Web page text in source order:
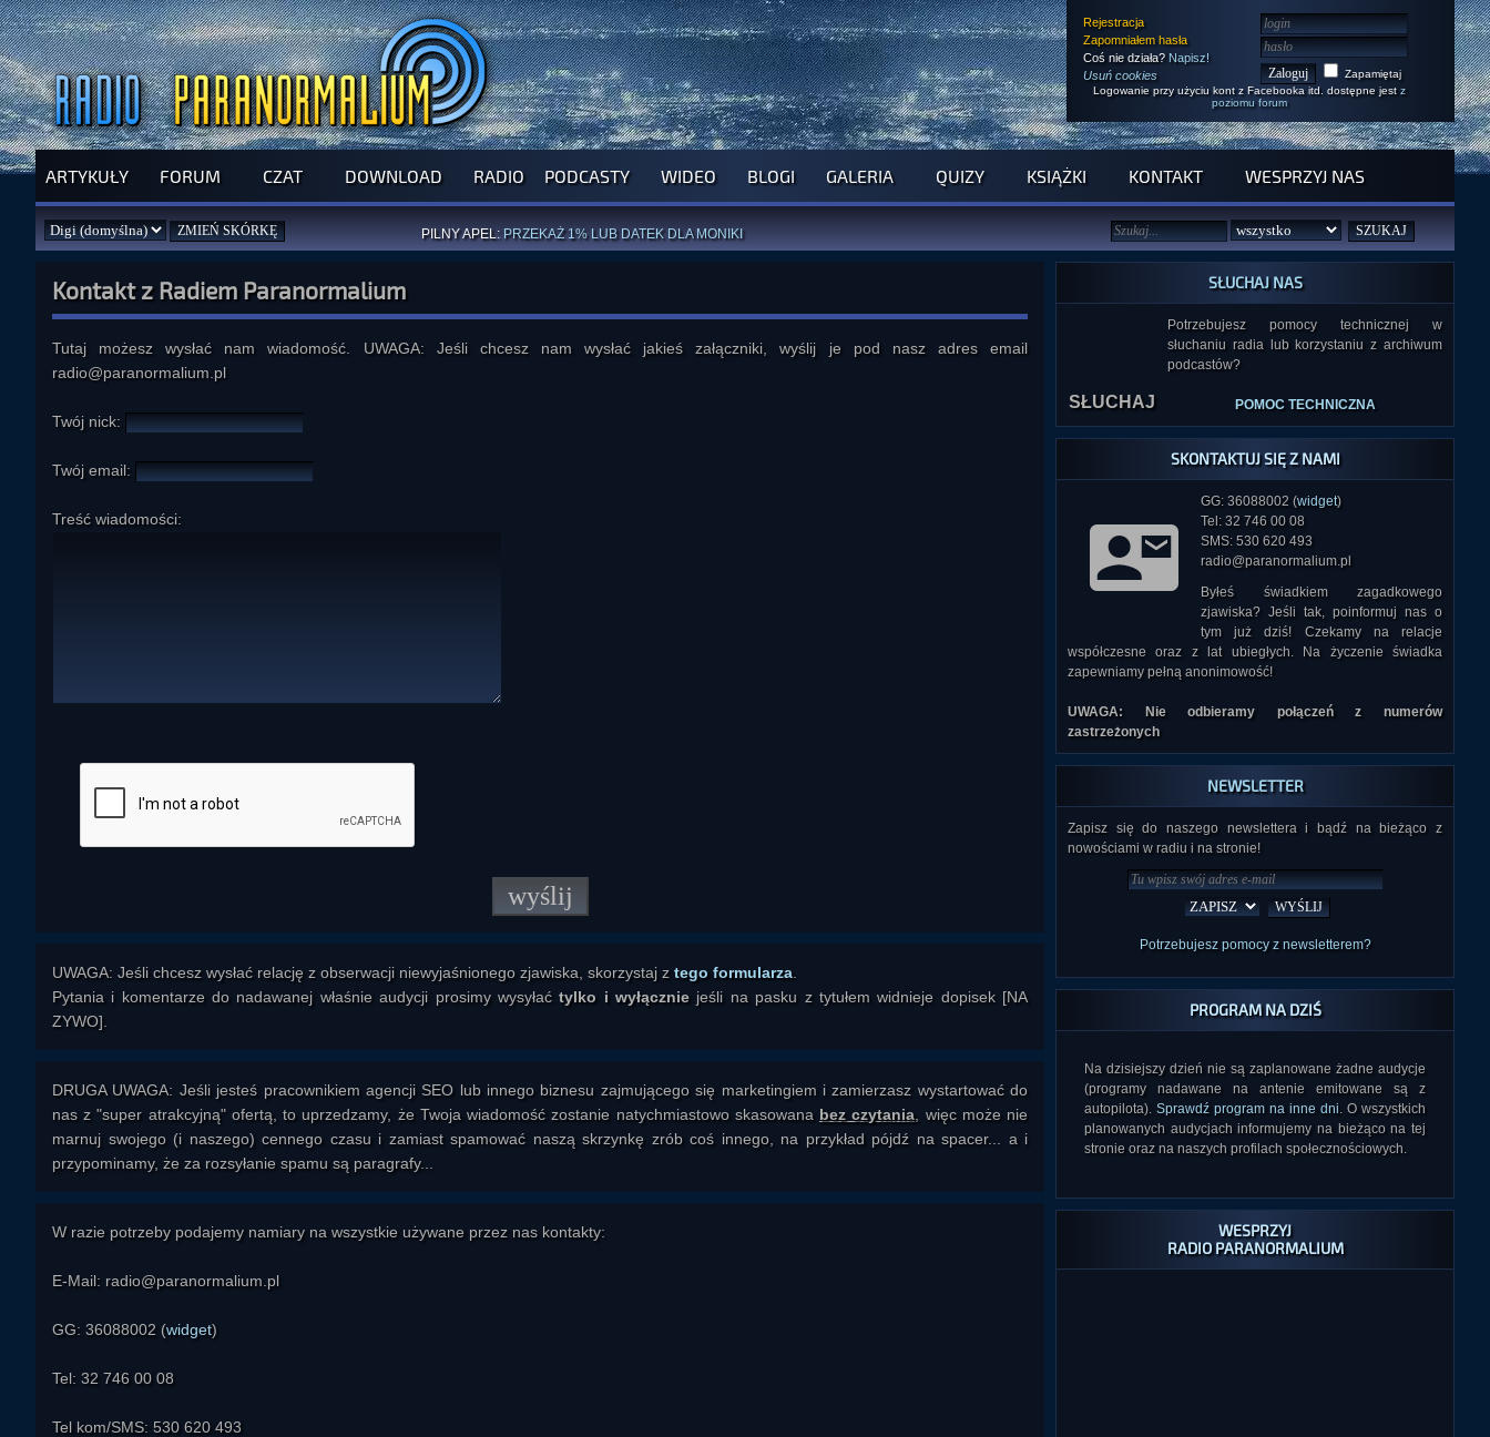
Rejestracja
Zapomniałem hasła
Coś nie działa? Napisz!
Usuń cookies
Zapamiętaj
Logowanie przy użyciu kont z Facebooka itd. dostępne jest z
poziomu forum
ARTYKUŁY FORUM CZAT DOWNLOAD RADIO PODCASTY WIDEO BLOGI GALERIA QUIZY KSIĄŻKI KONTAKT WESPRZYJ NAS
SPRAWDŹ PROGRAM NA NAJBLIŻSZY TYDZIEŃ
PILNY APEL: PRZEKAŻ 1% LUB DATEK DLA MONIKI
Kontakt z Radiem Paranormalium
Tutaj możesz wysłać nam wiadomość. UWAGA: Jeśli chcesz nam wysłać jakieś załączniki, wyślij je pod nasz adres email
radio@paranormalium.pl
Twój nick:
Twój email:
Treść wiadomości:
UWAGA: Jeśli chcesz wysłać relację z obserwacji niewyjaśnionego zjawiska, skorzystaj z tego formularza
Pytania i komentarze do nadawanej właśnie audycji prosimy wysyłaćtylko i wyłącznie jeśli na pasku z tytułem widnieje dopisek [NA
ZYWO].
DRUGA UWAGA: Jeśli jesteś pracownikiem agencji SEO lub innego biznesu zajmującego się marketingiem i zamierzasz wystartować do
nas z "super atrakcyjną" ofertą, to uprzedzamy, że Twoja wiadomość zostanie natychmiastowo skasowana bez czytania , więc może nie
marnuj swojego (i naszego) cennego czasu i zamiast spamować naszą skrzynkę zrób coś innego, na przykład pójdź na spacer... a i
przypominamy, że za rozsyłanie spamu są paragrafy...
W razie potrzeby podajemy namiary na wszystkie używane przez nas kontakty:
E-Mail: radio@paranormalium.pl
GG: 36088002 (widget)
Tel: 32 746 00 08
Tel kom/SMS: 530 620 493
SŁUCHAJ NAS
Potrzebujesz pomocy technicznej w
słuchaniu radia lub korzystaniu z archiwum
podcastów?
POMOC TECHNICZNA
SKONTAKTUJ SIĘ Z NAMI
GG: 36088002 (widget)
Tel: 32 746 00 08
SMS: 530 620 493
radio@paranormalium.pl
Byłeś świadkiem zagadkowego
zjawiska? Jeśli tak, poinformuj nas o
tym już dziś! Czekamy na relacje
współczesne oraz z lat ubiegłych. Na życzenie świadka
zapewniamy pełną anonimowość!
UWAGA: Nie odbieramy połączeń z numerów
zastrzeżonych
NEWSLETTER
Zapisz się do naszego newslettera i bądź na bieżąco z
nowościami w radiu i na stronie!
Potrzebujesz pomocy z newsletterem?
PROGRAM NA DZIŚ
Na dzisiejszy dzień nie są zaplanowane żadne audycje
(programy nadawane na antenie emitowane są z
autopilota). Sprawdź program na inne dni. O wszystkich
planowanych audycjach informujemy na bieżąco na tej
stronie oraz na naszych profilach społecznościowych.
WESPRZYJ
RADIO PARANORMALIUM